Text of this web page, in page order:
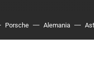
Porsche Alemania